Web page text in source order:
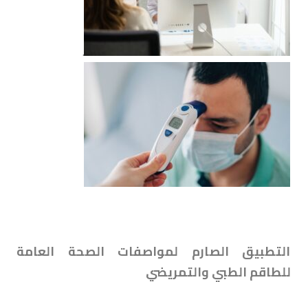
.
التطبيق الصارم لمواصفات الصحة العامة
للطاقم الطبي والتمريضي